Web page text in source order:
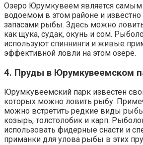
Озеро Юрумкувеем является
водоемом в этом районе и
запасами рыбы. Здесь можно
как щука, судак, окунь и сом.
используют спиннинги и живые
эффективной ловли на этом озере.
4. Пруды в Юрумкувеемском
Юрумкувеемский парк известен
которых можно ловить рыбу.
можно встретить редкие виды
козырь, толстолобик и карп.
использовать фидерные снасти и
приманки для улова рыбы в этих